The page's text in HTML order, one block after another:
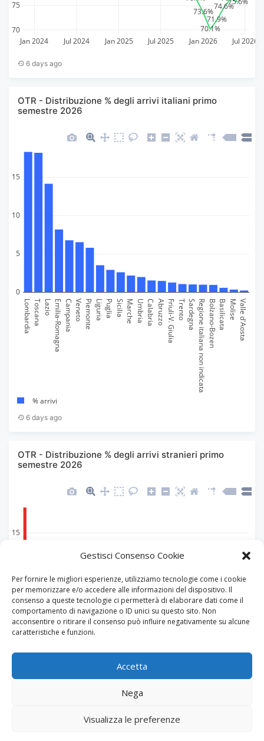
Gestisci Consenso Cookie
Per fornire le migliori esperienze, utilizziamo tecnologie come i cookie
per memorizzare e/o accedere alle informazioni del dispositivo. Il
consenso a queste tecnologie ci permetterà di elaborare dati come il
comportamento di navigazione o ID unici su questo sito. Non
acconsentire o ritirare il consenso può influire negativamente su alcune
caratteristiche e funzioni.
Accetta
Nega
Visualizza le preferenze
OTR
Osservatorio Turistico Regionale
DGR n. 502 e n.1111/2021
Toscana Promozione Turistica